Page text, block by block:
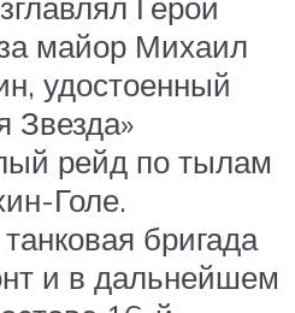
майор Михаил
удостоенный
Звезда»
рейд по тылам
Голе.
бригада
и в дальнейшем